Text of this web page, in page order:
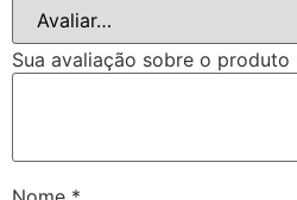
Sua avaliação sobre o produto